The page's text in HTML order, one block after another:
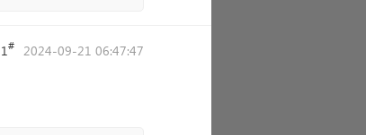
1# 2024-09-21 06:47:47